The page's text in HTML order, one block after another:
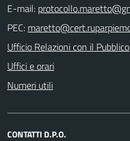
E-mail:
PEC:
Ufficio Relazioni con il Pubblico
Uffici e orari
Numeri utili
CONTATTI D.P.O.